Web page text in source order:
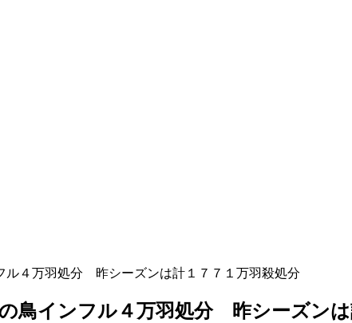
ル４万羽処分 昨シーズンは計１７７１万羽殺処分
鳥インフル４万羽処分 昨シーズンは